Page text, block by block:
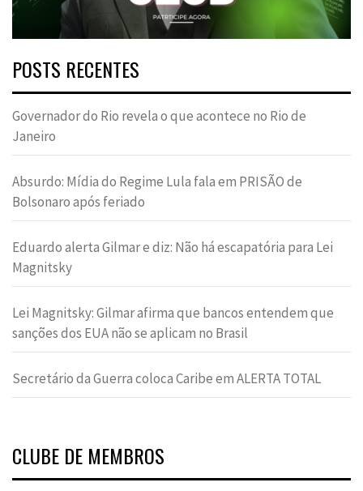
POSTS RECENTES
Governador do Rio revela o que acontece no Rio de
Janeiro
Absurdo: Mídia do Regime Lula fala em PRISÃO de
Bolsonaro após feriado
Eduardo alerta Gilmar e diz: Não há escapatória para Lei
Magnitsky
Lei Magnitsky: Gilmar afirma que bancos entendem que
sanções dos EUA não se aplicam no Brasil
Secretário da Guerra coloca Caribe em ALERTA TOTAL
CLUBE DE MEMBROS